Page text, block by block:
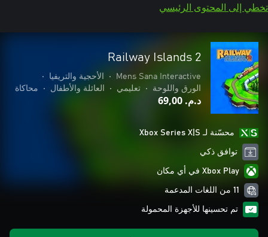
تخطي إلى المحتوى الرئيسي
Railway Islands 2
Mens Sana Interactive
• الأحجية والتريفيا
•
الورق واللوحة
• تعليمي • العائلة والأطفال • محاكاة
د.م.‏ 69,00
محسّنة لـ Xbox Series X|S
توافق ذكي
Xbox Play في أي مكان
11 من اللغات المدعمة
تم تحسينها للأجهزة المحمولة